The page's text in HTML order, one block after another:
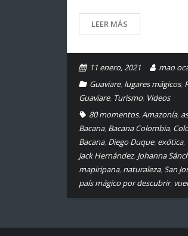
LEER MÁS
11 enero, 2021
mao
Guaviare, lugares mágicos,
Guaviare, Turismo, Videos
80 momentos,Amazonía,
Bacana, Bacana Colombia,
Bacana, Diego Duque, exótica,
Jack Hernández, Johanna
mapiripana, naturaleza,San
país mágico por descubrir,